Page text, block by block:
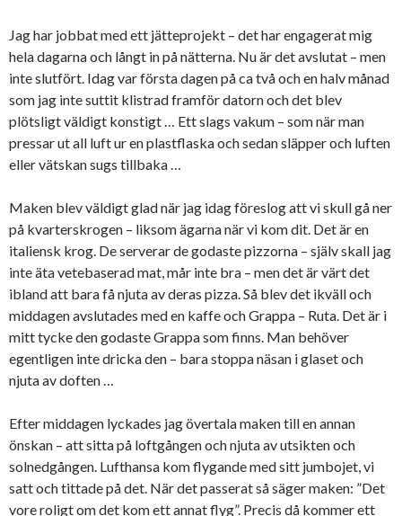
Jag har jobbat med ett jätteprojekt – det har engagerat mig
hela dagarna och långt in på nätterna. Nu är det avslutat – men
inte slutfört. Idag var första dagen på ca två och en halv månad
som jag inte suttit klistrad framför datorn och det blev
plötsligt väldigt konstigt … Ett slags vakum – som när man
pressar ut all luft ur en plastflaska och sedan släpper och luften
eller vätskan sugs tillbaka …
Maken blev väldigt glad när jag idag föreslog att vi skull gå ner
på kvarterskrogen – liksom ägarna när vi kom dit. Det är en
italiensk krog. De serverar de godaste pizzorna – själv skall jag
inte äta vetebaserad mat, mår inte bra – men det är värt det
ibland att bara få njuta av deras pizza. Så blev det ikväll och
middagen avslutades med en kaffe och Grappa – Ruta. Det är i
mitt tycke den godaste Grappa som finns. Man behöver
egentligen inte dricka den – bara stoppa näsan i glaset och
njuta av doften …
Efter middagen lyckades jag övertala maken till en annan
önskan – att sitta på loftgången och njuta av utsikten och
solnedgången. Lufthansa kom flygande med sitt jumbojet, vi
satt och tittade på det. När det passerat så säger maken: ”Det
vore roligt om det kom ett annat flyg”. Precis då kommer ett